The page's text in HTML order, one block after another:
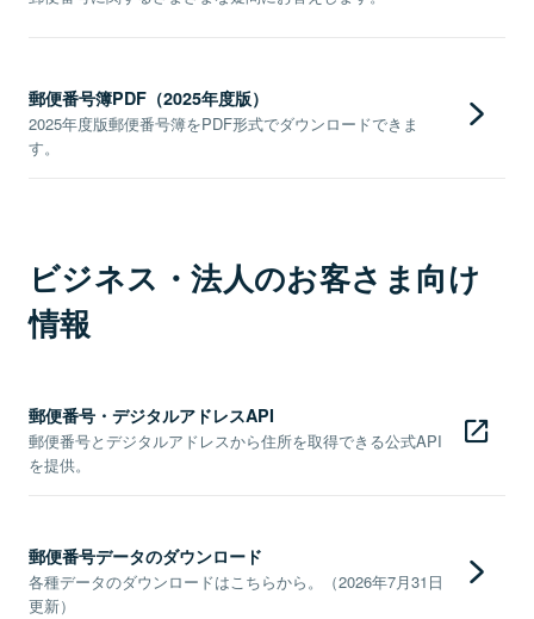
郵便番号簿PDF（2025年度版）
2025年度版郵便番号簿をPDF形式でダウンロードできま
す。
ビジネス・法人のお客さま向け
情報
郵便番号・デジタルアドレスAPI
郵便番号とデジタルアドレスから住所を取得できる公式API
を提供。
郵便番号データのダウンロード
各種データのダウンロードはこちらから。（2026年7月31日
更新）